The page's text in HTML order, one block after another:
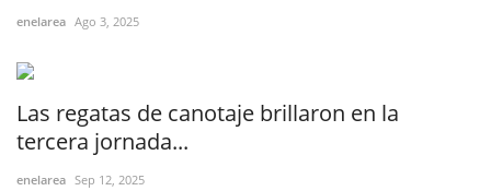
enelarea Ago 3, 2025
Las regatas de canotaje brillaron en la
tercera jornada...
enelarea Sep 12, 2025